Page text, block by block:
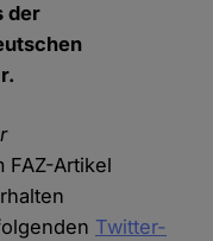
der
FAZ-Artikel
Twitter-